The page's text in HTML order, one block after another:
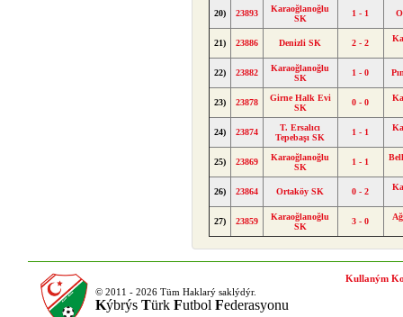
20) 23893
Karaoğlanoğlu
SK
1 - 1
21) 23886 Denizli SK 2 - 2
22) 23882
Karaoğlanoğlu
SK
1 - 0
23) 23878
Girne Halk Evi
SK
0 - 0
24) 23874
T. Ersalıcı
Tepebaşı SK
1 - 1
25) 23869
Karaoğlanoğlu
SK
1 - 1
26) 23864 Ortaköy SK 0 - 2
27) 23859
Karaoğlanoğlu
SK
3 - 0
© 2011 - 2026 Tüm Haklarý saklýdýr.
Kýbrýs Türk Futbol Federasyonu
Kullaným